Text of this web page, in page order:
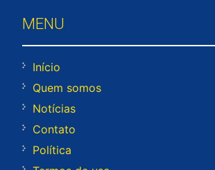
MENU
Início
Quem somos
Notícias
Contato
Política